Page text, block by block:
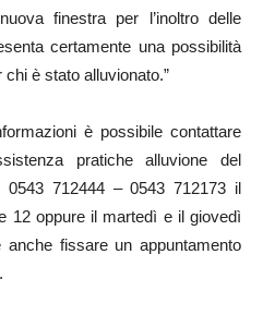
finestra per l’inoltro delle
certamente una possibilità
è stato alluvionato.”
è possibile contattare
pratiche alluvione del
712444 – 0543 712173 il
12 oppure il martedì e il giovedì
fissare un appuntamento